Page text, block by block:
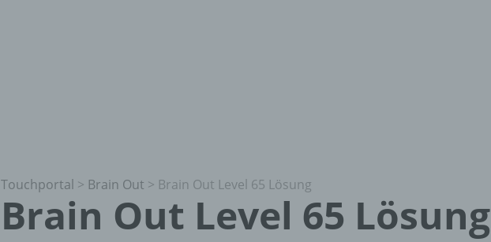
Touchportal > Brain Out > Brain Out Level 65 Lösung
Brain Out Level 65 Lösung